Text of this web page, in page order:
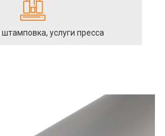
услуги пресса